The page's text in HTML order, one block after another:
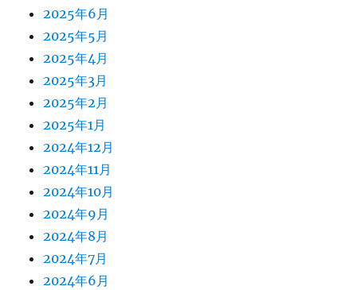
2025年6月
2025年5月
2025年4月
2025年3月
2025年2月
2025年1月
2024年12月
2024年11月
2024年10月
2024年9月
2024年8月
2024年7月
2024年6月